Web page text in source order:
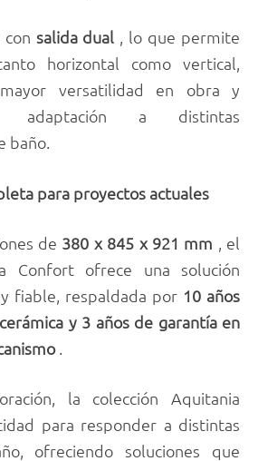
salida dual , lo que permite
horizontal como vertical,
versatilidad en obra y
adaptación a distintas
baño.
para proyectos actuales
de 380 x 845 x 921 mm , el
Confort ofrece una solución
fiable, respaldada por 10 años
y 3 años de garantía en
.
la colección Aquitania
para responder a distintas
ofreciendo soluciones que